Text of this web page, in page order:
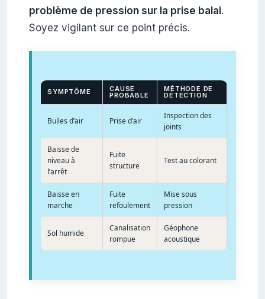
problème de pression sur la prise balai.
Soyez vigilant sur ce point précis.
SYMPTÔME CAUSE
PROBABLE
MÉTHODE DE
DÉTECTION
Bulles d’air Prise d’air
Inspection des
joints
Baisse de
niveau à
l’arrêt
Fuite
structure
Test au colorant
Baisse en
marche
Fuite
refoulement
Mise sous
pression
Sol humide
Canalisation
rompue
Géophone
acoustique